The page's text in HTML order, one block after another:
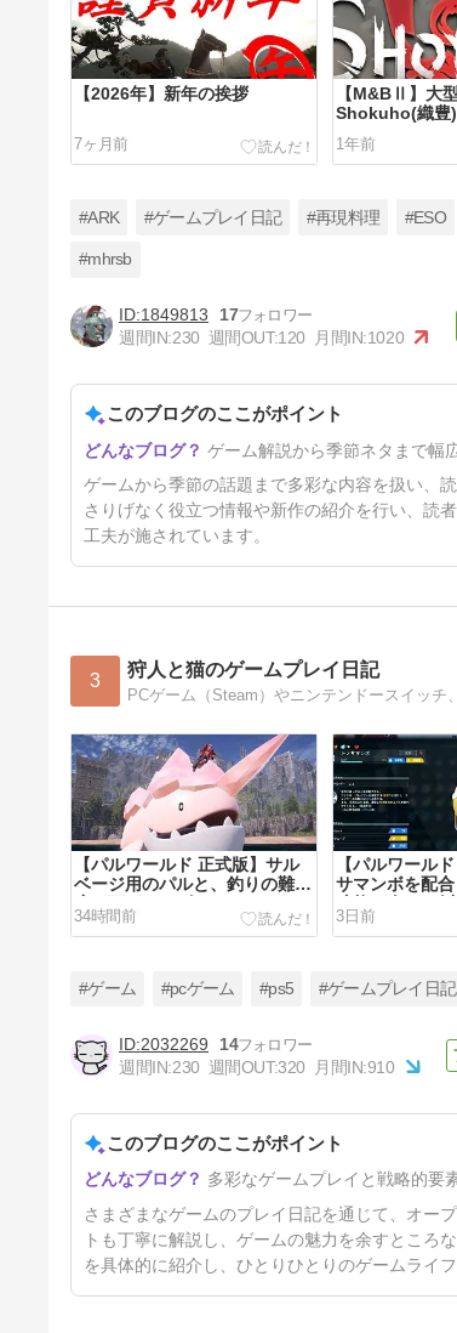
【2026年】新年の挨拶
7ヶ月前
【M&BⅡ】大
Shokuho(織豊
1年前
【再現料理】セリエナ料理長特
製とろ～りシチュー
#ARK #ゲームプレイ日記 #再現料理 #ESO
#mhrsb
1849813
17
週間IN:230 週間OUT:120 月間IN:1020
このブログのここがポイント
ゲーム解説から季節ネタまで幅
ゲームから季節の話題まで多彩な内容を扱い、
さりげなく役立つ情報や新作の紹介を行い、読
工夫が施されています。
3 狩人と猫のゲームプレイ日記
【パルワールド 正式版】サル
ベージ用のパルと、釣りの難易
度が下がるコゴエールとモモエ
ール
34時間前
【パルワール
サマンボを配
才能が全て82
ル持ち
3日前
ファパルを確定で誕生させる方
法！ パルのタマゴの数も増や
す編成
8日前
#ゲーム #pcゲーム #ps5 #ゲームプレイ日記
2032269
14
週間IN:230 週間OUT:320 月間IN:910
このブログのここがポイント
多彩なゲームプレイと戦略的要
さまざまなゲームのプレイ日記を通じて、オー
トも丁寧に解説し、ゲームの魅力を余すところ
を具体的に紹介し、ひとりひとりのゲームライ